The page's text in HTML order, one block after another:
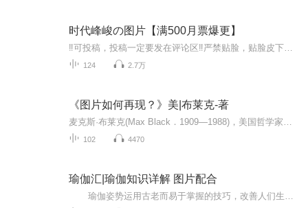
时代峰峻の图片【满500月票爆更】
124 2.7万
《图片如何再现？》美|布莱克-著
102 4470
瑜伽汇|瑜伽知识详解 图片配合